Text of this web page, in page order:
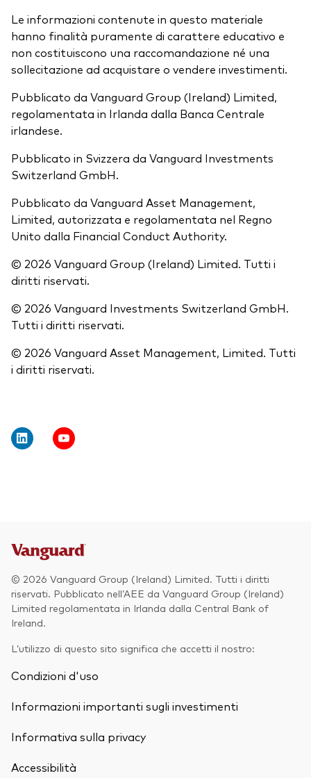
Le informazioni contenute in questo materiale
hanno finalità puramente di carattere educativo e
non costituiscono una raccomandazione né una
sollecitazione ad acquistare o vendere investimenti.
Pubblicato da Vanguard Group (Ireland) Limited,
regolamentata in Irlanda dalla Banca Centrale
irlandese.
Pubblicato in Svizzera da Vanguard Investments
Switzerland GmbH.
Pubblicato da Vanguard Asset Management,
Limited, autorizzata e regolamentata nel Regno
Unito dalla Financial Conduct Authority.
© 2026 Vanguard Group (Ireland) Limited. Tutti i
diritti riservati.
© 2026 Vanguard Investments Switzerland GmbH.
Tutti i diritti riservati.
© 2026 Vanguard Asset Management, Limited. Tutti
i diritti riservati.
© 2026 Vanguard Group (Ireland) Limited. Tutti i diritti
riservati. Pubblicato nell’AEE da Vanguard Group (Ireland)
Limited regolamentata in Irlanda dalla Central Bank of
Ireland.
L’utilizzo di questo sito significa che accetti il nostro:
Condizioni d'uso
Informazioni importanti sugli investimenti
Informativa sulla privacy
Accessibilità